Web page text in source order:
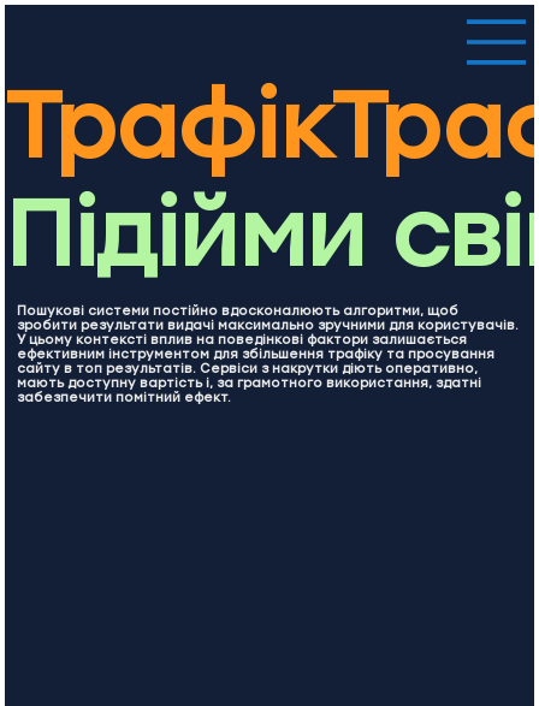
Трафік
Підійми
Пошукові системи постійно вдосконалюють алгоритми, щоб
зробити результати видачі максимально зручними для користувачів.
У цьому контексті вплив на поведінкові фактори залишається
ефективним інструментом для збільшення трафіку та просування
сайту в топ результатів. Сервіси з накрутки діють оперативно,
мають доступну вартість і, за грамотного використання, здатні
забезпечити помітний ефект.